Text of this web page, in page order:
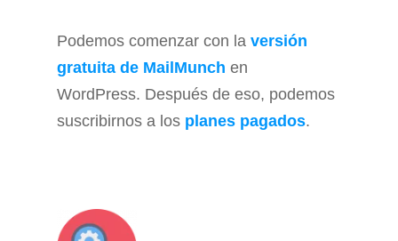
Podemos comenzar con la versión
gratuita de MailMunch en
WordPress. Después de eso, podemos
suscribirnos a los planes pagados.